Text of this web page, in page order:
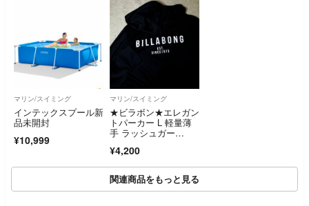
マリン/スイミング
インテックスプール新
品未開封
¥10,999
マリン/スイミング
★ビラボン★エレガン
トパーカー L 軽量薄
手 ラッシュガー
ABONG ブラック 羽
織り UV機能付き
¥4,200
関連商品をもっと見る